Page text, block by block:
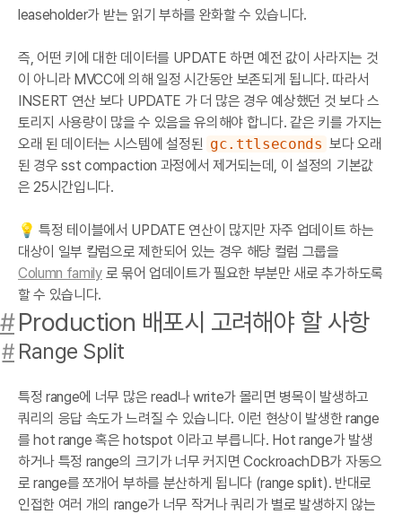
leaseholder가 받는 읽기 부하를 완화할 수 있습니다.
즉, 어떤 키에 대한 데이터를 UPDATE 하면 예전 값이 사라지는 것
이 아니라 MVCC에 의해 일정 시간동안 보존되게 됩니다. 따라서
INSERT 연산 보다 UPDATE 가 더 많은 경우 예상했던 것 보다 스
토리지 사용량이 많을 수 있음을 유의해야 합니다. 같은 키를 가지는
오래 된 데이터는 시스템에 설정된 gc.ttlseconds 보다 오래
된 경우 sst compaction 과정에서 제거되는데, 이 설정의 기본값
은 25시간입니다.
💡 특정 테이블에서 UPDATE 연산이 많지만 자주 업데이트 하는
대상이 일부 칼럼으로 제한되어 있는 경우 해당 컬럼 그룹을
Column family로 묶어 업데이트가 필요한 부분만 새로 추가하도록
할 수 있습니다.
#Production 배포시 고려해야 할 사항
# Range Split
특정 range에 너무 많은 read나 write가 몰리면 병목이 발생하고
쿼리의 응답 속도가 느려질 수 있습니다. 이런 현상이 발생한 range
를 hot range 혹은 hotspot 이라고 부릅니다. Hot range가 발생
하거나 특정 range의 크기가 너무 커지면 CockroachDB가 자동으
로 range를 쪼개어 부하를 분산하게 됩니다 (range split). 반대로
인접한 여러 개의 range가 너무 작거나 쿼리가 별로 발생하지 않는